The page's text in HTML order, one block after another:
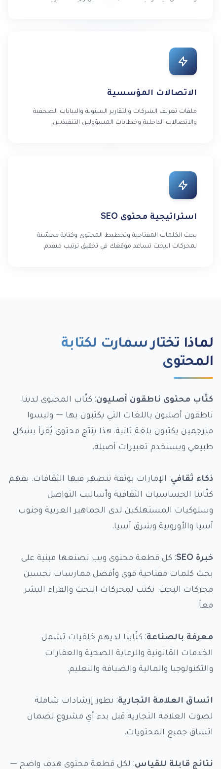
الاتصالات المؤسسية
ملفات تعريف الشركات والتقارير السنوية والبيانات الصحفية
والاتصالات الداخلية وخطابات المسؤولين التنفيذيين.
استراتيجية محتوى SEO
بحث الكلمات المفتاحية وتخطيط المحتوى وكتابة محسّنة
لمحركات البحث تساعد موقعك في تحقيق ترتيب متقدم.
لماذا تختار سمارت لكتابة
المحتوى
كتّاب محتوى ناطقون أصليون: كتّاب المحتوى لدينا
ناطقون أصليون باللغات التي يكتبون بها — وليسوا
مترجمين يكتبون بلغة ثانية. هذا ينتج محتوى يُقرأ بشكل
طبيعي ويستخدم تعبيرات أصيلة.
ذكاء ثقافي: الإمارات بوتقة تنصهر فيها الثقافات. يفهم
كتّابنا الحساسيات الثقافية وأساليب التواصل
وسلوكيات المستهلكين لدى الجماهير العربية وجنوب
آسيا والأوروبية وشرق آسيا.
خبرة SEO
: كل قطعة محتوى ويب نصنعها مبنية على
بحث كلمات مفتاحية قوي وأفضل ممارسات تحسين
محركات البحث. نكتب لمحركات البحث والقراء البشر
معاً.
معرفة بالصناعة: كتّابنا لديهم خلفيات تشمل
الخدمات القانونية والرعاية الصحية والعقارات
والتكنولوجيا والمالية والضيافة والتعليم.
اتساق العلامة التجارية: نطور إرشادات شاملة
لصوت العلامة التجارية قبل بدء أي مشروع لضمان
اتساق جميع المحتويات.
نتائج قابلة للقياس: لكل قطعة محتوى هدف واضح —